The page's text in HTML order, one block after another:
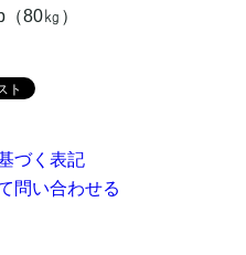
80㎏）
づく表記
問い合わせる